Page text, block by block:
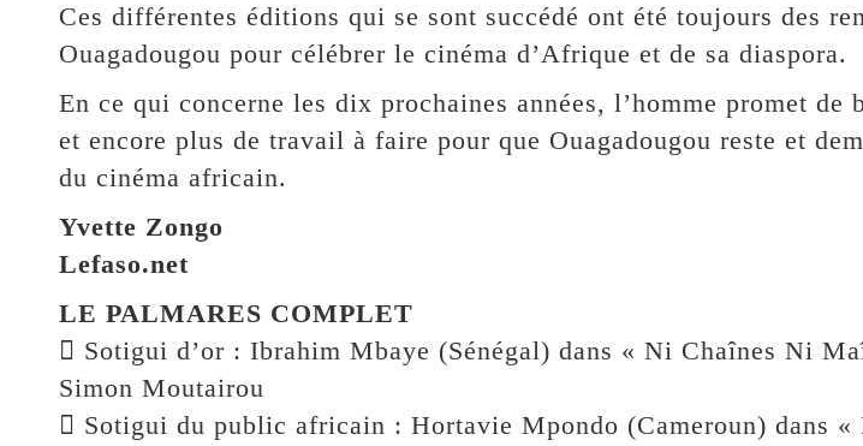
Ces différentes éditions qui se sont succédé ont été toujours des
Ouagadougou pour célébrer le cinéma d’Afrique et de sa diaspora.
En ce qui concerne les dix prochaines années, l’homme promet de
et encore plus de travail à faire pour que Ouagadougou reste et
du cinéma africain.
Yvette Zongo
Lefaso.net
LE PALMARES COMPLET
 Sotigui d’or : Ibrahim Mbaye (Sénégal) dans « Ni Chaînes Ni
Simon Moutairou
 Sotigui du public africain : Hortavie Mpondo (Cameroun) dans «